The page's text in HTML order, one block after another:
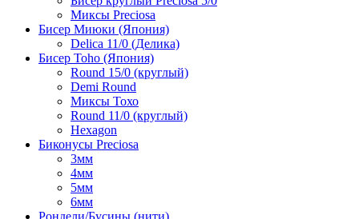
Миксы Preciosa
Бисер Миюки (Япония)
Delica 11/0 (Делика)
Бисер Toho (Япония)
Round 15/0 (круглый)
Demi Round
Миксы Тохо
Round 11/0 (круглый)
Hexagon
Биконусы Preciosa
3мм
4мм
5мм
6мм
Рондели/Бусины (нити)